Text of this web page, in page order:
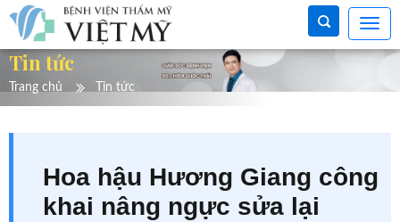
Tin tức
Trang chủ Tin tức
Hoa hậu Hương Giang công
khai nâng ngực sửa lại